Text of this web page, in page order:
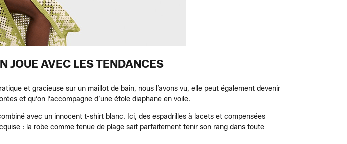
JOUE AVEC LES TENDANCES
et gracieuse sur un maillot de bain, nous l’avons vu, elle peut également devenir
et qu’on l’accompagne d’une étole diaphane en voile.
avec un innocent t-shirt blanc. Ici, des espadrilles à lacets et compensées
: la robe comme tenue de plage sait parfaitement tenir son rang dans toute